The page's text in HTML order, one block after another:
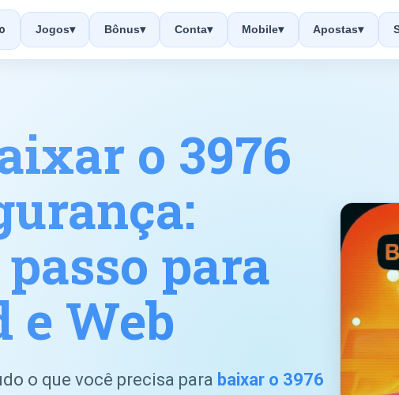
Jogos▾ Bônus▾ Conta▾ Mobile▾ Apostas▾
o 3976
para
e Web
o que você precisa para baixar o 3976